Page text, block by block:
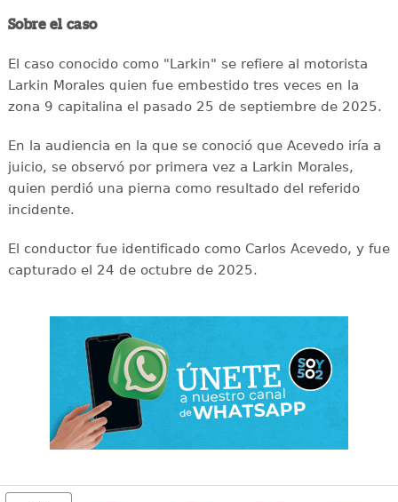
Sobre el caso
El caso conocido como "Larkin" se refiere al motorista
Larkin Morales quien fue embestido tres veces en la
zona 9 capitalina el pasado 25 de septiembre de 2025.
En la audiencia en la que se conoció que Acevedo iría a
juicio, se observó por primera vez a Larkin Morales,
quien perdió una pierna como resultado del referido
incidente.
El conductor fue identificado como Carlos Acevedo, y fue
capturado el 24 de octubre de 2025.